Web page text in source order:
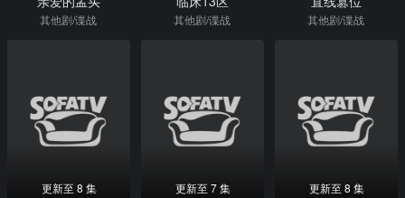
其他剧/谍战 其他剧/谍战 其他剧/谍战
更新至 8 集 更新至 7 集 更新至 8 集